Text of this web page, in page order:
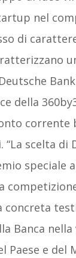
nel
di
della
corrente
“La scelta di
speciale
concreta
Banca nella
Paese e del